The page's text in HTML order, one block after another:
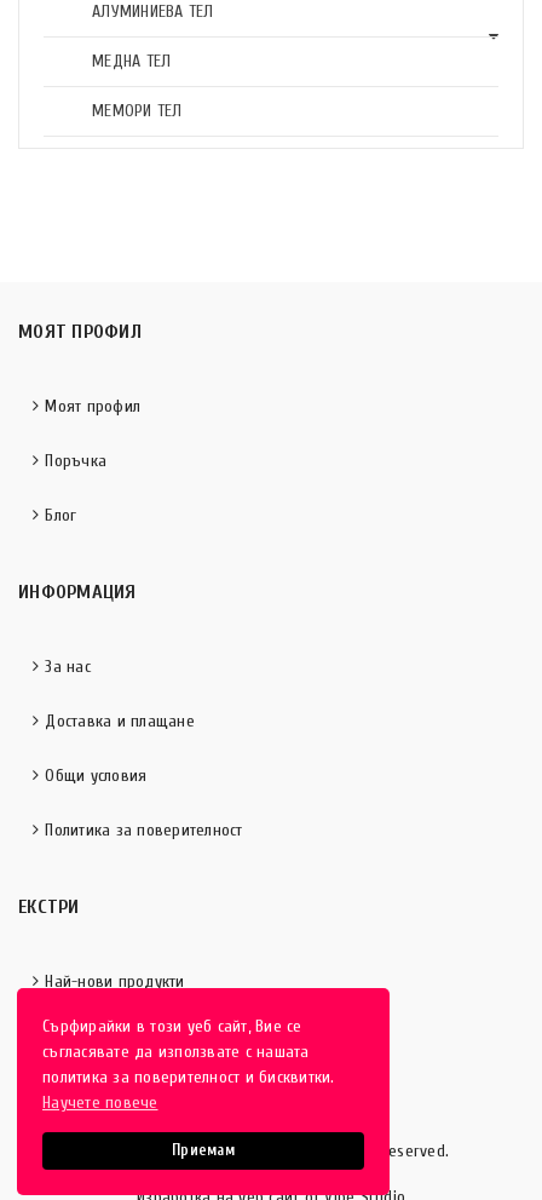
Сърфирайки в този уеб сайт, Вие се
съгласявате да използвате с нашата
политика за поверителност и бисквитки.
Научете повече
Приемам
АЛУМИНИЕВА ТЕЛ
МЕДНА ТЕЛ
МЕМОРИ ТЕЛ
МОЯТ ПРОФИЛ
Моят профил
Поръчка
Блог
ИНФОРМАЦИЯ
За нас
Доставка и плащане
Общи условия
Политика за поверителност
ЕКСТРИ
Най-нови продукти
Отличени продукти
HobbyEver.com© 2016-2025 - All rights reserved.